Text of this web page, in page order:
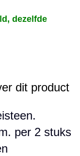
dezelfde
dit product
per 2 stuks